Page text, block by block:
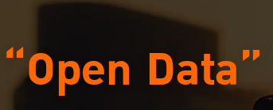
“Open Data”